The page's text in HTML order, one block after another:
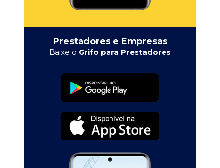
Prestadores e Empresas
Baixe o Grifo para Prestadores